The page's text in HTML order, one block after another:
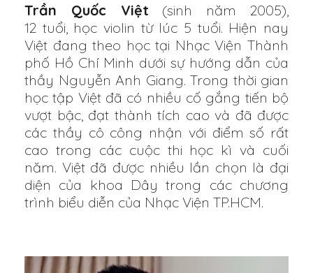
Trần Quốc Việt (sinh năm 2005),
12 tuổi, học violin từ lúc 5 tuổi. Hiện nay
Việt đang theo học tại Nhạc Viện Thành
phố Hồ Chí Minh dưới sự hướng dẫn của
thầy Nguyễn Anh Giang. Trong thời gian
học tập Việt đã có nhiều cố gắng tiến bộ
vượt bậc, đạt thành tích cao và đã được
các thầy cô công nhận với điểm số rất
cao trong các cuộc thi học kì và cuối
năm. Việt đã được nhiều lần chọn là đại
diện của khoa Dây trong các chương
trình biểu diễn của Nhạc Viện TP.HCM.